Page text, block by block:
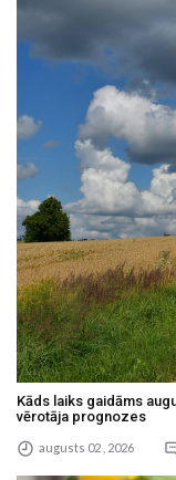
Kāds laiks gaidāms
vērotāja prognozes
augusts 02 , 2026